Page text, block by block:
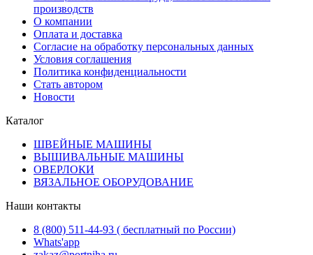
производств
О компании
Оплата и доставка
Согласие на обработку персональных данных
Условия соглашения
Политика конфиденциальности
Стать автором
Новости
Каталог
ШВЕЙНЫЕ МАШИНЫ
ВЫШИВАЛЬНЫЕ МАШИНЫ
ОВЕРЛОКИ
ВЯЗАЛЬНОЕ ОБОРУДОВАНИЕ
Наши контакты
8 (800) 511-44-93 ( бесплатный по России)
Whats'app